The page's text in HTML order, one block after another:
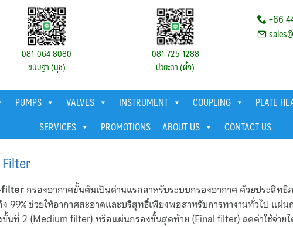
081-064-8080
ขนิษฐา (นุช)
081-725-1288
ปิวิยะดา (ผึ้ง)
+66
PUMPS VALVES INSTRUMENT COUPLING PLATE
SERVICES
PROMOTIONS ABOUT US CONTACT US
กรองอากาศขั้นต้นเป็นด่านแรกสาหรับระบบกรองอากาศ ด้วยประสิท
99% ช่วยให้อากาศสะอาดและบริสุทธิ์เพียงพอสาหรับการทางานทั่วไป แผ่
ขั้นที่ 2 (Medium filter) หรือแผ่นกรองขั้นสุดท้าย (Final filter) ลดค่าใช้จ่าย